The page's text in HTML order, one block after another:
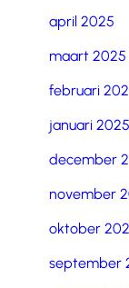
april 2025
maart 2025
februari
januari 2025
december
november
oktober
september